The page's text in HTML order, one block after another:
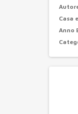
Casa
Anno